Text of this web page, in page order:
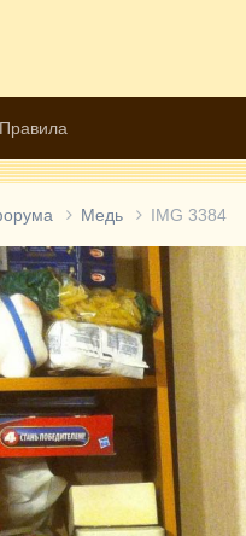
Правила
Медь IMG 3384